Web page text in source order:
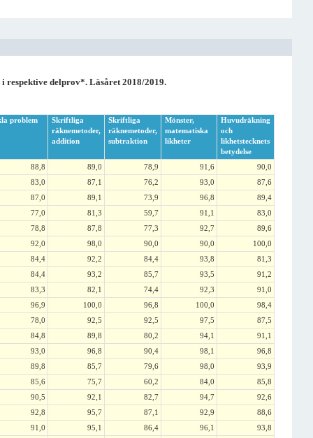
respektive delprov*. Läsåret 2018/2019.
problem
Skriftliga
räknemetoder,
addition
Skriftliga
räknemetoder,
subtraktion
Mönster,
matematiska
likheter
Huvudräkning
och
likhetstecknets
betydelse
88,8
89,0 78,9 91,6
90,0
83,0
87,1 76,2 93,0
87,6
87,0
89,1 73,9 96,8
89,4
77,0
81,3 59,7 91,1
83,0
78,8
87,8 77,3 92,7
89,6
92,0
98,0 90,0 90,0
100,0
84,4
92,2 84,4 93,8
81,3
84,4
93,2 85,7 93,5
91,2
83,3
82,1 74,4 92,3
91,0
96,9
100,0 96,8 100,0
98,4
78,0
92,5 92,5 97,5
87,5
84,8
89,8 80,2 94,1
91,1
93,0
96,8 90,4 98,1
96,8
89,8
85,7 79,6 98,0
93,9
85,6
75,7 60,2 84,0
85,8
90,5
92,1 82,7 94,7
92,6
92,8
95,7 87,1 92,9
88,6
91,0
95,1 86,4 96,1
93,8